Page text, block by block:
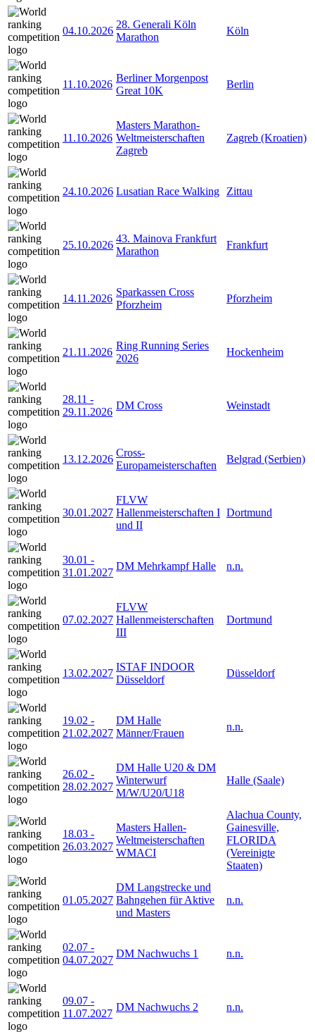
04.10.2026
28. Generali Köln
Marathon
Köln
11.10.2026
Berliner Morgenpost
Great 10K
Berlin
11.10.2026
Masters Marathon-
Weltmeisterschaften
Zagreb
Zagreb (Kroatien)
24.10.2026 Lusatian Race Walking Zittau
25.10.2026
43. Mainova Frankfurt
Marathon
Frankfurt
14.11.2026
Sparkassen Cross
Pforzheim
Pforzheim
21.11.2026
Ring Running Series
2026
Hockenheim
28.11 -
29.11.2026
DM Cross Weinstadt
13.12.2026
Cross-
Europameisterschaften
Belgrad (Serbien)
30.01.2027
FLVW
Hallenmeisterschaften I
und II
Dortmund
30.01 -
31.01.2027
DM Mehrkampf Halle n.n.
07.02.2027
FLVW
Hallenmeisterschaften
III
Dortmund
13.02.2027
ISTAF INDOOR
Düsseldorf
Düsseldorf
19.02 -
21.02.2027
DM Halle
Männer/Frauen
n.n.
26.02 -
28.02.2027
DM Halle U20 & DM
Winterwurf
M/W/U20/U18
Halle (Saale)
18.03 -
26.03.2027
Masters Hallen-
Weltmeisterschaften
WMACI
Alachua County,
Gainesville,
FLORIDA
(Vereinigte
Staaten)
01.05.2027
DM Langstrecke und
Bahngehen für Aktive
und Masters
n.n.
02.07 -
04.07.2027
DM Nachwuchs 1 n.n.
09.07 -
11.07.2027
DM Nachwuchs 2 n.n.